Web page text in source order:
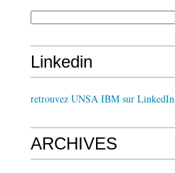
Linkedin
retrouvez UNSA IBM sur LinkedIn
ARCHIVES